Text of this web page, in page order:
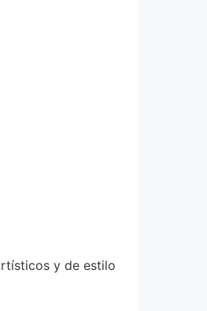
y de estilo